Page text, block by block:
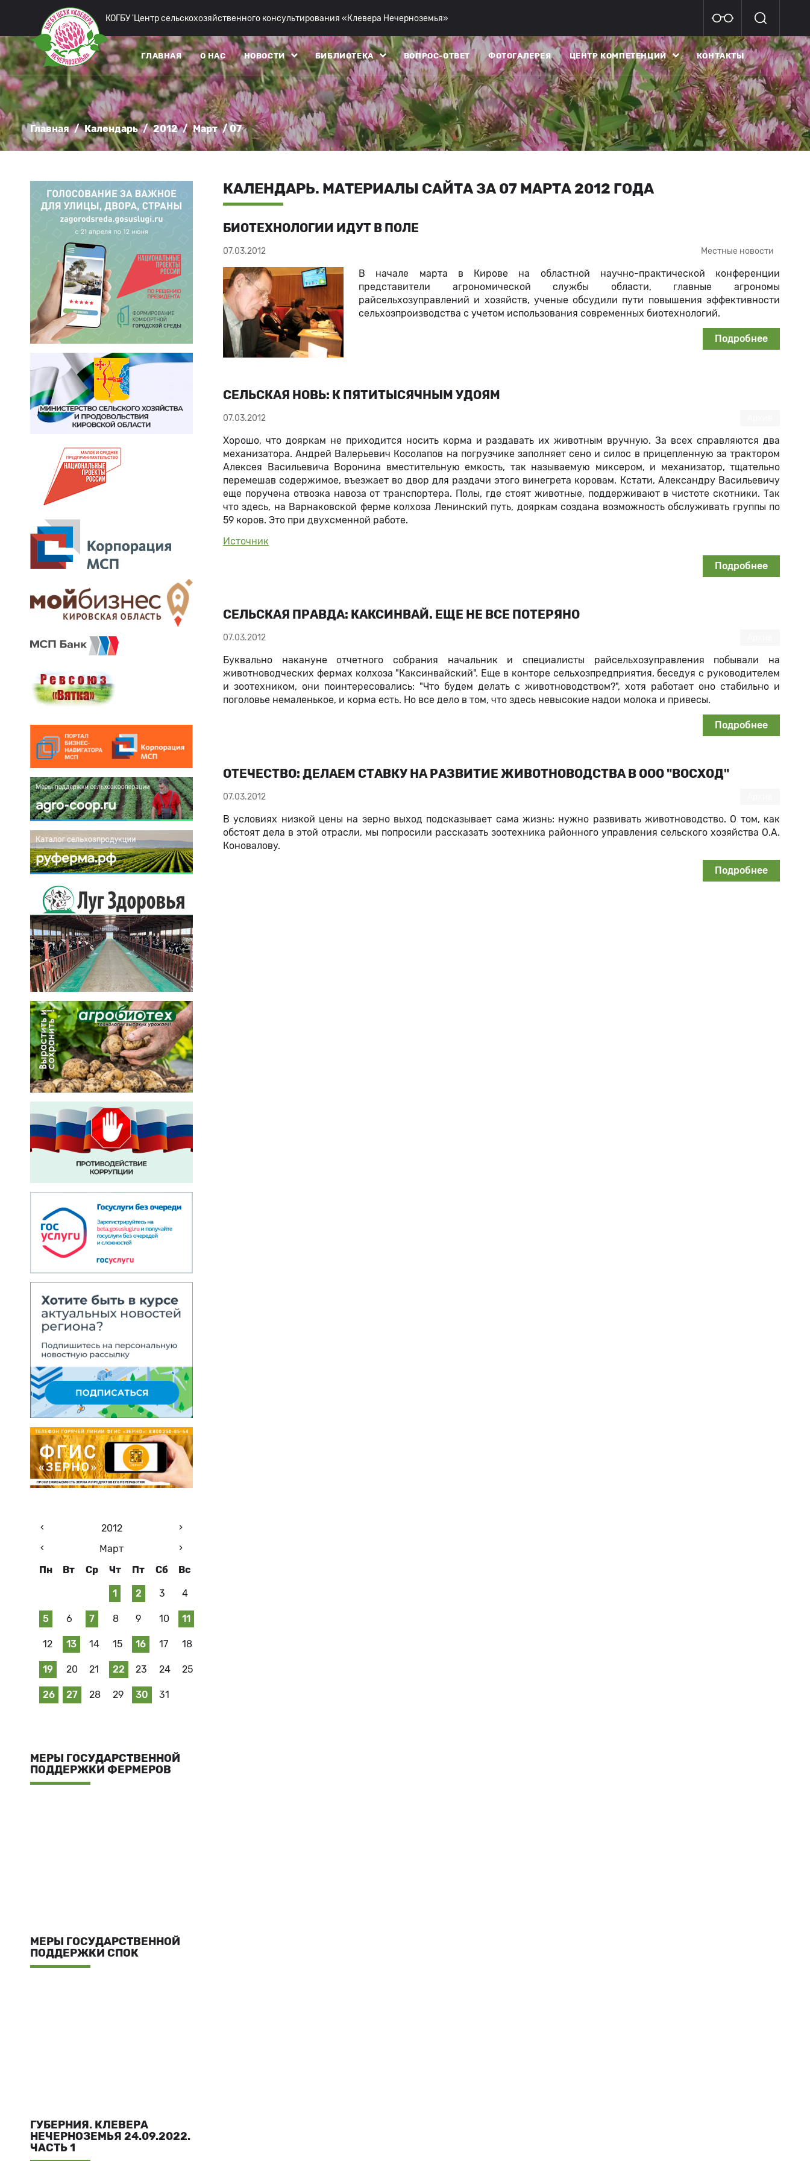
КОГБУ 'Центр сельскохозяйственного консультирования «Клевера Нечерноземья»
ГЛАВНАЯ О НАС НОВОСТИ БИБЛИОТЕКА ВОПРОС-ОТВЕТ ФОТОГАЛЕРЕЯ ЦЕНТР КОМПЕТЕНЦИЙ КОНТАКТЫ
Главная / Календарь / 2012 / Март / 07
2012
Март
Пн
Вт Ср Чт Пт Сб Вс
1 2 3 4
5 6 7 8 9 10 11
12 13 14 15 16 17 18
19 20 21 22 23 24 25
26 27 28 29 30 31
МЕРЫ ГОСУДАРСТВЕННОЙ
ПОДДЕРЖКИ ФЕРМЕРОВ
МЕРЫ ГОСУДАРСТВЕННОЙ
ПОДДЕРЖКИ СПОК
ГУБЕРНИЯ. КЛЕВЕРА
НЕЧЕРНОЗЕМЬЯ 24.09.2022.
ЧАСТЬ 1
КАЛЕНДАРЬ. МАТЕРИАЛЫ САЙТА ЗА 07 МАРТА 2012 ГОДА
БИОТЕХНОЛОГИИ ИДУТ В ПОЛЕ
07.03.2012 Местные новости
В начале марта в Кирове на областной научно-практической конференции
представители агрономической службы области, главные агрономы
райсельхозуправлений и хозяйств, ученые обсудили пути повышения эффективности
сельхозпроизводства с учетом использования современных биотехнологий.
Подробнее
СЕЛЬСКАЯ НОВЬ: К ПЯТИТЫСЯЧНЫМ УДОЯМ
07.03.2012
Хорошо, что дояркам не приходится носить корма и раздавать их животным вручную. За всех справляются два
механизатора. Андрей Валерьевич Косолапов на погрузчике заполняет сено и силос в прицепленную за трактором
Алексея Васильевича Воронина вместительную емкость, так называемую миксером, и механизатор, тщательно
перемешав содержимое, въезжает во двор для раздачи этого винегрета коровам. Кстати, Александру Васильевичу
еще поручена отвозка навоза от транспортера. Полы, где стоят животные, поддерживают в чистоте скотники. Так
что здесь, на Варнаковской ферме колхоза Ленинский путь, дояркам создана возможность обслуживать группы по
59 коров. Это при двухсменной работе.
Источник
Подробнее
СЕЛЬСКАЯ ПРАВДА: КАКСИНВАЙ. ЕЩЕ НЕ ВСЕ ПОТЕРЯНО
07.03.2012
Буквально накануне отчетного собрания начальник и специалисты райсельхозуправления побывали на
животноводческих фермах колхоза "Каксинвайский". Еще в конторе сельхозпредприятия, беседуя с руководителем
и зоотехником, они поинтересовались: "Что будем делать с животноводством?", хотя работает оно стабильно и
поголовье немаленькое, и корма есть. Но все дело в том, что здесь невысокие надои молока и привесы.
Подробнее
ОТЕЧЕСТВО: ДЕЛАЕМ СТАВКУ НА РАЗВИТИЕ ЖИВОТНОВОДСТВА В ООО "ВОСХОД"
07.03.2012
В условиях низкой цены на зерно выход подсказывает сама жизнь: нужно развивать животноводство. О том, как
обстоят дела в этой отрасли, мы попросили рассказать зоотехника районного управления сельского хозяйства О.А.
Коновалову.
Подробнее